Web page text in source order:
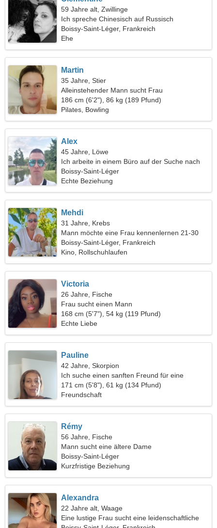
59 Jahre alt, Zwillinge
Ich spreche Chinesisch auf Russisch
Boissy-Saint-Léger, Frankreich
Ehe
Martin
35 Jahre, Stier
Alleinstehender Mann sucht Frau
186 cm (6'2"), 86 kg (189 Pfund)
Pilates, Bowling
Alex
45 Jahre, Löwe
Ich arbeite in einem Büro auf der Suche nach
einer verführerischen Frau
Boissy-Saint-Léger
Echte Beziehung
Mehdi
31 Jahre, Krebs
Mann möchte eine Frau kennenlernen 21-30
Boissy-Saint-Léger, Frankreich
Kino, Rollschuhlaufen
Victoria
26 Jahre, Fische
Frau sucht einen Mann
168 cm (5'7"), 54 kg (119 Pfund)
Echte Liebe
Pauline
42 Jahre, Skorpion
Ich suche einen sanften Freund für eine
Wanderung
171 cm (5'8"), 61 kg (134 Pfund)
Freundschaft
Rémy
56 Jahre, Fische
Mann sucht eine ältere Dame
Boissy-Saint-Léger
Kurzfristige Beziehung
Alexandra
22 Jahre alt, Waage
Eine lustige Frau sucht eine leidenschaftliche